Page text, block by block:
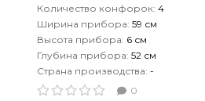
Количество конфорок: 4
Ширина прибора: 59 см
Высота прибора: 6 см
Глубина прибора: 52 см
Страна производства: -
0